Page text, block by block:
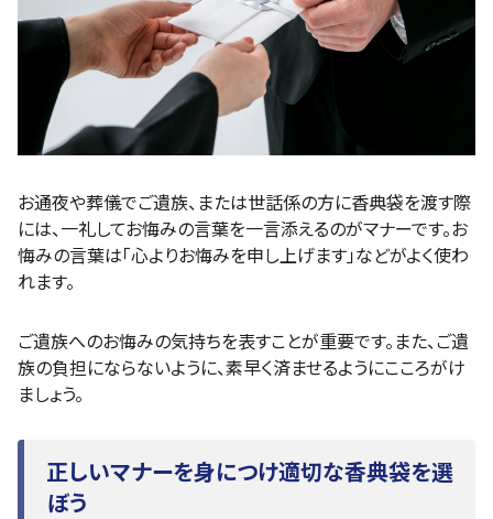
お通夜や葬儀でご遺族、または世話係の方に香典袋を渡す際
には、一礼してお悔みの言葉を一言添えるのがマナーです。お
悔みの言葉は「心よりお悔みを申し上げます」などがよく使わ
れます。
ご遺族へのお悔みの気持ちを表すことが重要です。また、ご遺
族の負担にならないように、素早く済ませるようにこころがけ
ましょう。
正しいマナーを身につけ適切な香典袋を選
ぼう